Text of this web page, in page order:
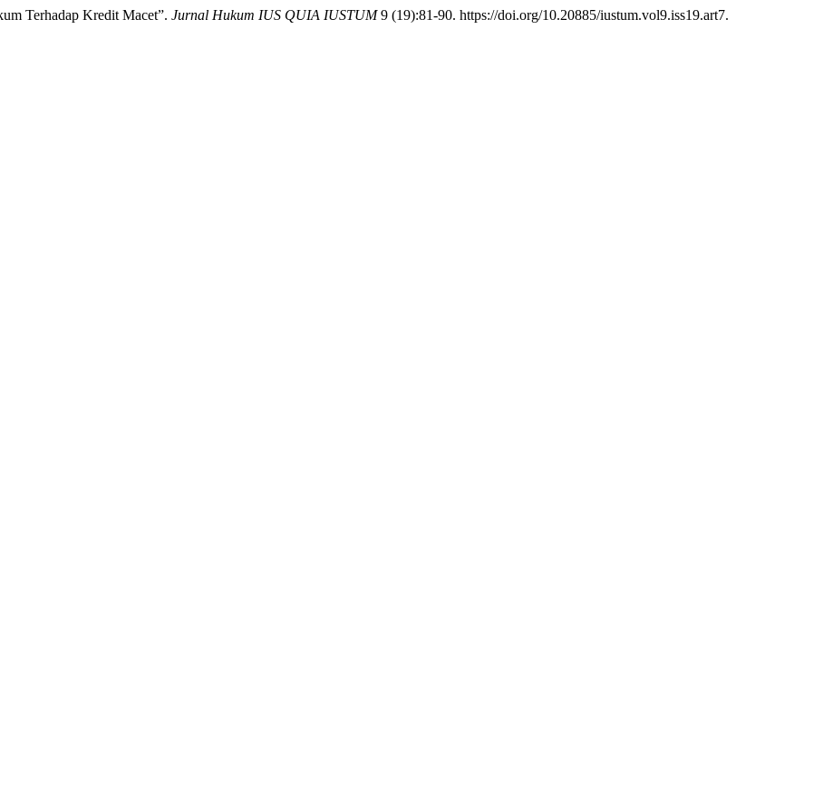
Terhadap Kredit Macet”. Jurnal Hukum IUS QUIA IUSTUM9 (19):81-90. https://doi.org/10.20885/iustum.vol9.iss19.art7.